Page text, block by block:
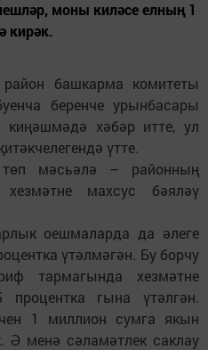
моны киләсе елның 1
кирәк.
башкарма комитеты
беренче урынбасары
хәбәр итте, ул
үтте.
төп мәсьәлә – районның
махсус бәяләү
оешмаларда да әлеге
үтәлмәгән. Бу борчу
тармагында хезмәтне
гына үтәлгән.
1 миллион сумга якын
Ә менә сәламәтлек саклау